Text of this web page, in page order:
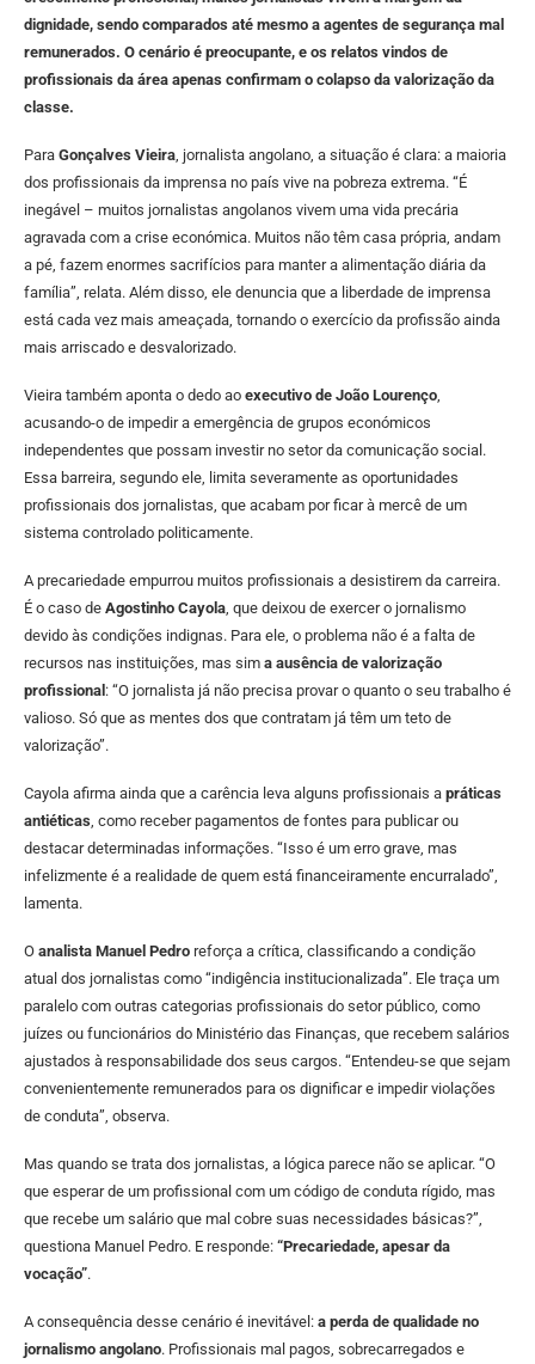
dignidade, sendo comparados até mesmo a agentes de segurança mal
remunerados. O cenário é preocupante, e os relatos vindos de
profissionais da área apenas confirmam o colapso da valorização da
classe.
Para Gonçalves Vieira , jornalista angolano, a situação é clara: a maioria
dos profissionais da imprensa no país vive na pobreza extrema. “É
inegável – muitos jornalistas angolanos vivem uma vida precária
agravada com a crise económica. Muitos não têm casa própria, andam
a pé, fazem enormes sacrifícios para manter a alimentação diária da
família”, relata. Além disso, ele denuncia que a liberdade de imprensa
está cada vez mais ameaçada, tornando o exercício da profissão ainda
mais arriscado e desvalorizado.
Vieira também aponta o dedo ao executivo de João Lourenço
acusando-o de impedir a emergência de grupos económicos
independentes que possam investir no setor da comunicação social.
Essa barreira, segundo ele, limita severamente as oportunidades
profissionais dos jornalistas, que acabam por ficar à mercê de um
sistema controlado politicamente.
A precariedade empurrou muitos profissionais a desistirem da carreira.
É o caso de Agostinho Cayola , que deixou de exercer o jornalismo
devido às condições indignas. Para ele, o problema não é a falta de
recursos nas instituições, mas sim a ausência de valorização
profissional: “O jornalista já não precisa provar o quanto o seu trabalho é
valioso. Só que as mentes dos que contratam já têm um teto de
valorização”.
Cayola afirma ainda que a carência leva alguns profissionais a práticas
antiéticas , como receber pagamentos de fontes para publicar ou
destacar determinadas informações. “Isso é um erro grave, mas
infelizmente é a realidade de quem está financeiramente encurralado”,
lamenta.
O analista Manuel Pedro reforça a crítica, classificando a condição
atual dos jornalistas como “indigência institucionalizada”. Ele traça um
paralelo com outras categorias profissionais do setor público, como
juízes ou funcionários do Ministério das Finanças, que recebem salários
ajustados à responsabilidade dos seus cargos. “Entendeu-se que sejam
convenientemente remunerados para os dignificar e impedir violações
de conduta”, observa.
Mas quando se trata dos jornalistas, a lógica parece não se aplicar. “O
que esperar de um profissional com um código de conduta rígido, mas
que recebe um salário que mal cobre suas necessidades básicas?”,
questiona Manuel Pedro. E responde: “Precariedade, apesar da
vocação”.
A consequência desse cenário é inevitável: a perda de qualidade no
jornalismo angolano. Profissionais mal pagos, sobrecarregados e